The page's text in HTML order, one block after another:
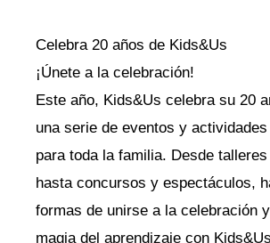
Celebra 20 años de Kids&Us
¡Únete a la celebración!
Este año, Kids&Us celebra su 20
una serie de eventos y
para toda la familia. Desde
hasta concursos y espectáculos,
formas de unirse a la celebración
magia del aprendizaje con